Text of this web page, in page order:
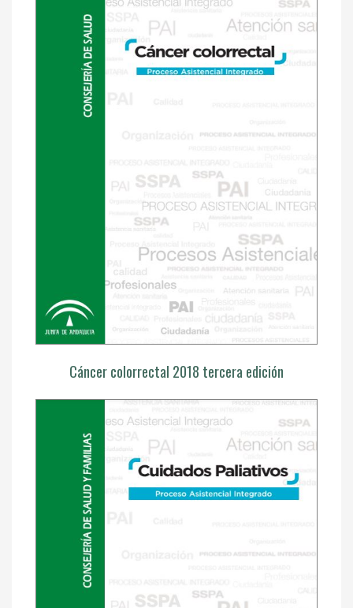
Cáncer colorrectal 2018 tercera edición